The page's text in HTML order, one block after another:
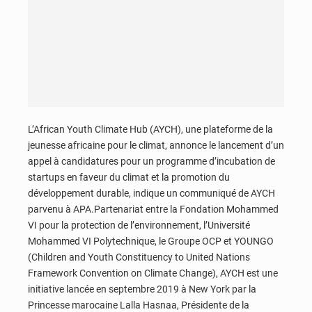
L’African Youth Climate Hub (AYCH), une plateforme de la
jeunesse africaine pour le climat, annonce le lancement d’un
appel à candidatures pour un programme d’incubation de
startups en faveur du climat et la promotion du
développement durable, indique un communiqué de AYCH
parvenu à APA.Partenariat entre la Fondation Mohammed
VI pour la protection de l’environnement, l’Université
Mohammed VI Polytechnique, le Groupe OCP et YOUNGO
(Children and Youth Constituency to United Nations
Framework Convention on Climate Change), AYCH est une
initiative lancée en septembre 2019 à New York par la
Princesse marocaine Lalla Hasnaa, Présidente de la